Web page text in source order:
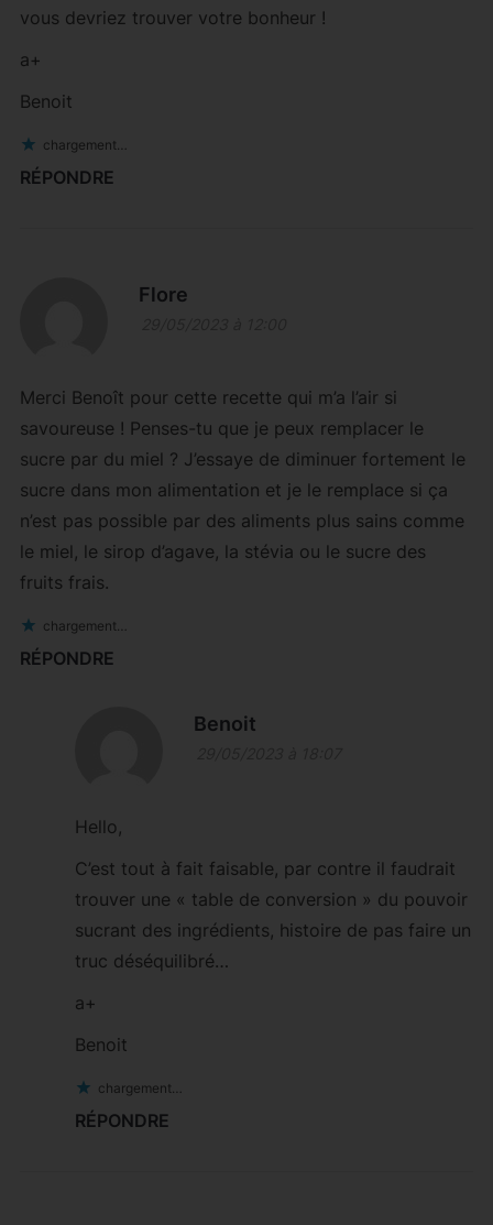
vous devriez trouver votre bonheur !
a+
Benoit
chargement…
RÉPONDRE
Flore
Merci Benoît pour cette recette qui m’a l’air si
savoureuse ! Penses-tu que je peux remplacer le
sucre par du miel ? J’essaye de diminuer fortement le
sucre dans mon alimentation et je le remplace si ça
n’est pas possible par des aliments plus sains comme
le miel, le sirop d’agave, la stévia ou le sucre des
fruits frais.
chargement…
RÉPONDRE
Benoit
Hello,
C’est tout à fait faisable, par contre il faudrait
trouver une « table de conversion » du pouvoir
sucrant des ingrédients, histoire de pas faire un
truc déséquilibré…
a+
Benoit
chargement…
RÉPONDRE